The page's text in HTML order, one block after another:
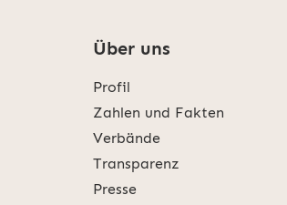
Über uns
Profil
Zahlen und Fakten
Verbände
Transparenz
Presse